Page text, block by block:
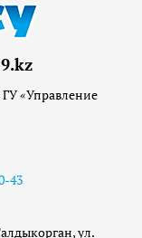
«Управление
43
ул.